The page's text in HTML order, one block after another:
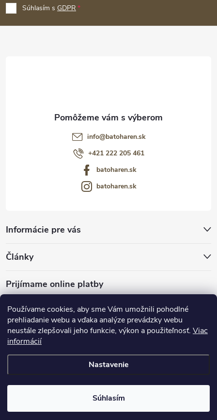
Používame cookies, aby sme Vám umožnili pohodlné
prehliadanie webu a vďaka analýze prevádzky webu
neustále zlepšovali jeho funkcie, výkon a použiteľnosť. Viac
informácií
Nastavenie
Súhlasím
p
ä
Súhlasím s GDPR
Informácie pre vás
Články
Prijímame online platby
info@batoharen.sk
+421 222 205 461
batoharen.sk
batoharen.sk
nastavenie cookies